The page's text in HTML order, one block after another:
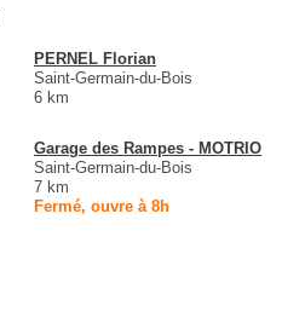
PERNEL Florian
Saint-Germain-du-Bois
6 km
Garage des Rampes - MOTRIO
Saint-Germain-du-Bois
7 km
Fermé, ouvre à 8h